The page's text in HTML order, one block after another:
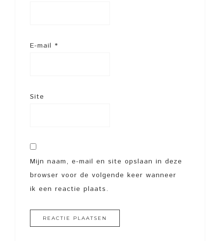
E-mail *
Site
Mijn naam, e-mail en site opslaan in deze
browser voor de volgende keer wanneer
ik een reactie plaats.